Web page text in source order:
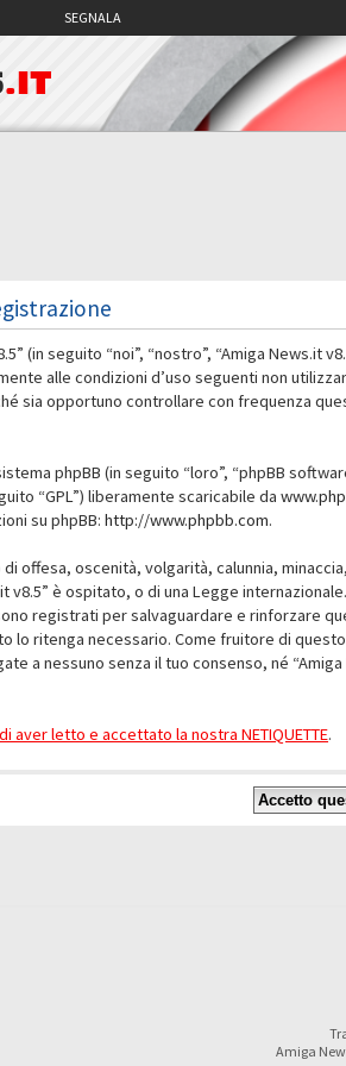
SEGNALA
.IT
(in seguito “noi”, “nostro”, “Amiga
alle condizioni d’uso seguenti non
sia opportuno controllare con frequenza
phpBB (in seguito “loro”, “phpBB
“GPL”) liberamente scaricabile da
su phpBB:http://www.phpbb.com.
offesa, oscenità, volgarità, calunnia,
v8.5” è ospitato, o di una Legge
registrati per salvaguardare e rinforzare
lo ritenga necessario. Come fruitore di
a nessuno senza il tuo consenso, né
aver letto e accettato la nostra NETIQUETTE.
Amiga